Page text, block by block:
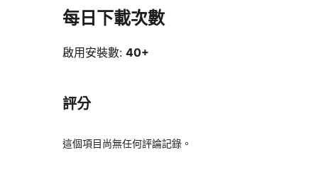
每日下載次數
啟用安裝數: 40+
評分
這個項目尚無任何評論記錄。